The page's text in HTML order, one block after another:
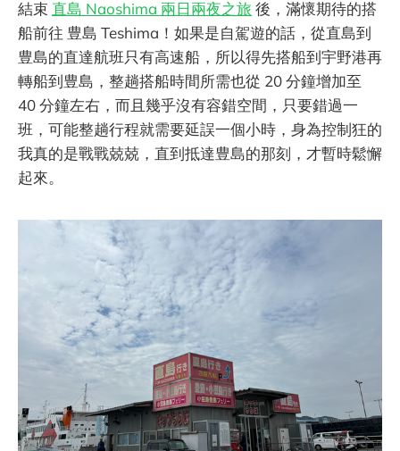
結束 直島 Naoshima 兩日兩夜之旅 後，滿懷期待的搭
船前往 豊島 Teshima！如果是自駕遊的話，從直島到
豊島的直達航班只有高速船，所以得先搭船到宇野港再
轉船到豊島，整趟搭船時間所需也從 20 分鐘增加至
40 分鐘左右，而且幾乎沒有容錯空間，只要錯過一
班，可能整趟行程就需要延誤一個小時，身為控制狂的
我真的是戰戰兢兢，直到抵達豊島的那刻，才暫時鬆懈
起來。